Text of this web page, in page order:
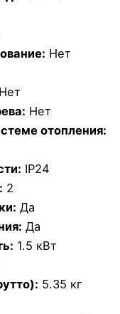
Нет
Нет
Нет
отопления:
IP24
2
Да
Да
1.5 кВт
5.35 кг